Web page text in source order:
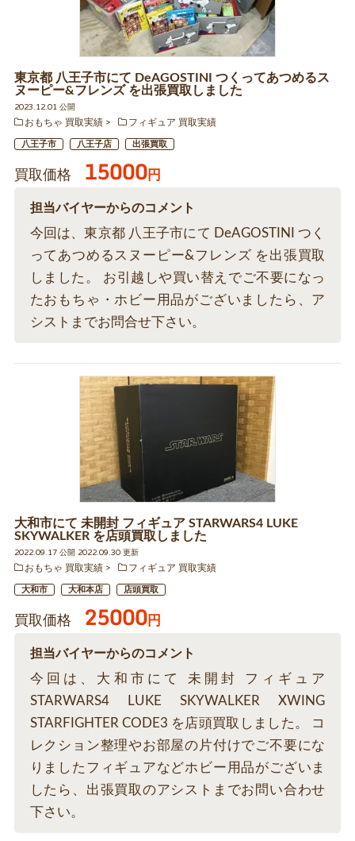
東京都 八王子市にて DeAGOSTINI つくってあつめるス
ヌーピー&フレンズ を出張買取しました
2023.12.01 公開
おもちゃ 買取実績
フィギュア 買取実績
八王子市 八王子店 出張買取
買取価格 15000円
担当バイヤーからのコメント
今回は、東京都 八王子市にて DeAGOSTINI つく
ってあつめるスヌーピー&フレンズ を出張買取
しました。 お引越しや買い替えでご不要になっ
たおもちゃ・ホビー用品がございましたら、ア
シストまでお問合せ下さい。
大和市にて 未開封 フィギュア STARWARS4 LUKE
SKYWALKER を店頭買取しました
2022.09.17 公開 2022.09.30 更新
おもちゃ 買取実績
フィギュア 買取実績
大和市 大和本店 店頭買取
買取価格 25000円
担当バイヤーからのコメント
今回は、大和市にて 未開封 フィギュア
STARWARS4 LUKE SKYWALKER XWING
STARFIGHTER CODE3 を店頭買取しました。 コ
レクション整理やお部屋の片付けでご不要にな
りましたフィギュアなどホビー用品がございま
したら、出張買取のアシストまでお問い合わせ
下さい。